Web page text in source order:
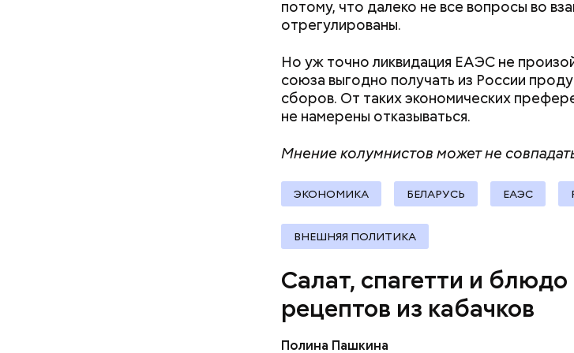
потому, что далеко не все вопросы во
отрегулированы.
Но уж точно ликвидация ЕАЭС не
союза выгодно получать из России
сборов. От таких экономических
не намерены отказываться.
Мнение колумнистов может не
ЭКОНОМИКА БЕЛАРУСЬ ЕАЭС
ВНЕШНЯЯ ПОЛИТИКА
Салат, спагетти и
рецептов из кабачков
Полина Пашкина
А врач-эндокринолог Алексей Калинчев
множество блюд, где используют
мать и сын погибли при
падении из окна в Раменском